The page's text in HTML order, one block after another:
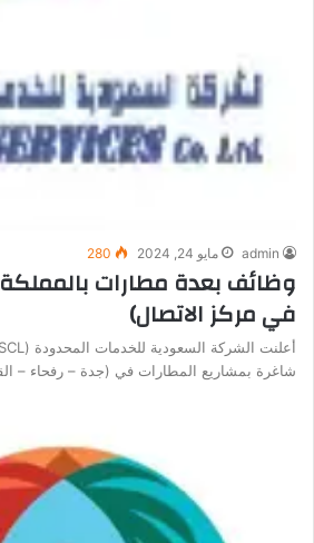
admin مايو 24, 2024 280
وظائف بعدة مطارات
في مركز الاتصال)
شاغرة بمشاريع المطارات في (جدة – رفحاء –